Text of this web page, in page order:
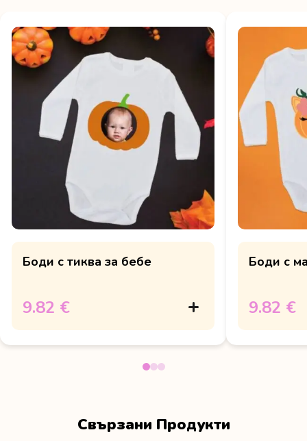
Боди с тиква за бебе
9.82 €
Боди с
9.82 €
Свързани Продукти